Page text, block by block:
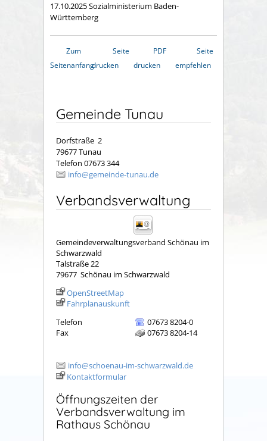
17.10.2025 Sozialministerium Baden-
Württemberg
Zum
Seitenanfang
Seite
drucken
PDF
drucken
Seite
empfehlen
Gemeinde Tunau
Dorfstraße 2
79677 Tunau
Telefon 07673 344
info@gemeinde-tunau.de
Verbandsverwaltung
Gemeindeverwaltungsverband Schönau im
Schwarzwald
Talstraße 22
79677 Schönau im Schwarzwald
OpenStreetMap
Fahrplanauskunft
Telefon
07673 8204-0
Fax
07673 8204-14
info@schoenau-im-schwarzwald.de
Kontaktformular
Öffnungszeiten der
Verbandsverwaltung im
Rathaus Schönau